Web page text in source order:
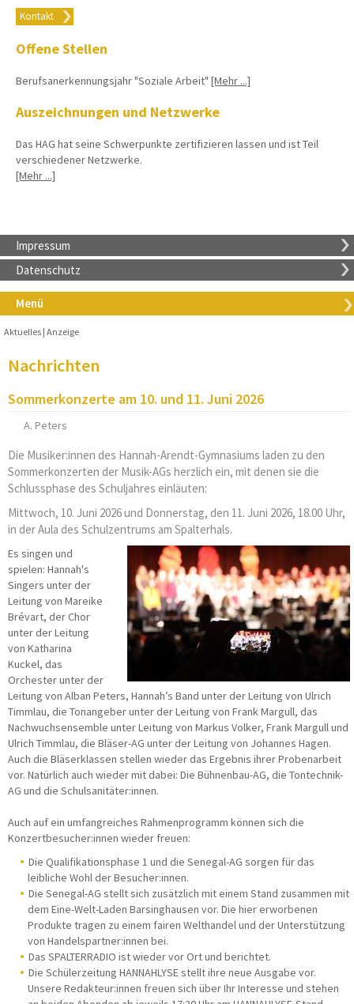
Kontakt
Offene Stellen
Berufsanerkennungsjahr "Soziale Arbeit" [Mehr ...]
Auszeichnungen und Netzwerke
Das HAG hat seine Schwerpunkte zertifizieren lassen und ist Teil
verschiedener Netzwerke.
[Mehr ...]
Impressum
Datenschutz
Menü
Aktuelles Anzeige
Nachrichten
Sommerkonzerte am 10. und 11. Juni 2026
A. Peters
Die Musiker:innen des Hannah-Arendt-Gymnasiums laden zu den
Sommerkonzerten der Musik-AGs herzlich ein, mit denen sie die
Schlussphase des Schuljahres einläuten:
Mittwoch, 10. Juni 2026 und Donnerstag, den 11. Juni 2026, 18.00 Uhr,
in der Aula des Schulzentrums am Spalterhals.
Es singen und
spielen: Hannah's
Singers unter der
Leitung von Mareike
Brévart, der Chor
unter der Leitung
von Katharina
Kuckel, das
Orchester unter der
Leitung von Alban Peters, Hannah’s Band unter der Leitung von Ulrich
Timmlau, die Tonangeber unter der Leitung von Frank Margull, das
Nachwuchsensemble unter Leitung von Markus Volker, Frank Margull und
Ulrich Timmlau, die Bläser-AG unter der Leitung von Johannes Hagen.
Auch die Bläserklassen stellen wieder das Ergebnis ihrer Probenarbeit
vor. Natürlich auch wieder mit dabei: Die Bühnenbau-AG, die Tontechnik-
AG und die Schulsanitäter:innen.
Auch auf ein umfangreiches Rahmenprogramm können sich die
Konzertbesucher:innen wieder freuen:
Die Qualifikationsphase 1 und die Senegal-AG sorgen für das
leibliche Wohl der Besucher:innen.
Die Senegal-AG stellt sich zusätzlich mit einem Stand zusammen mit
dem Eine-Welt-Laden Barsinghausen vor. Die hier erworbenen
Produkte tragen zu einem fairen Welthandel und der Unterstützung
von Handelspartner:innen bei.
Das SPALTERRADIO ist wieder vor Ort und berichtet.
Die Schülerzeitung HANNAHLYSE stellt ihre neue Ausgabe vor.
Unsere Redakteur:innen freuen sich über Ihr Interesse und stehen